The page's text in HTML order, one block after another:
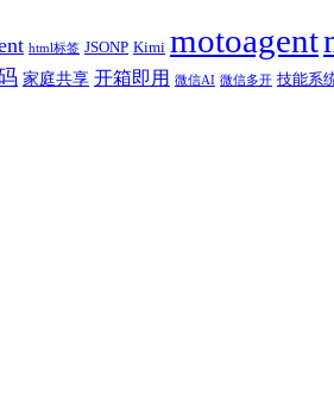
html标签 JSONP Kimi motoagent
家庭共享 开箱即用 微信AI 微信多开 技能系